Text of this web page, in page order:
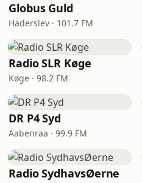
Globus Guld
Haderslev · 101.7 FM
Radio SLR Køge
Køge · 98.2 FM
DR P4 Syd
Aabenraa · 99.9 FM
Radio SydhavsØerne